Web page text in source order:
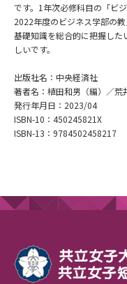
です。1年次必修科目の「ビ
2022年度のビジネス学部の
基礎知識を総合的に把握した
しいです。
出版社名：中央経済社
著者名：植田和男（編）／荒
発行年月日：2023/04
ISBN-10：450245821X
ISBN-13：9784502458217